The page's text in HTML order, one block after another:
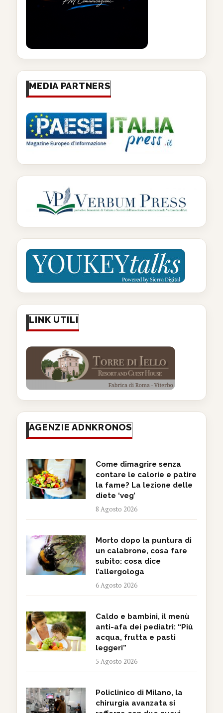
MEDIA PARTNERS
LINK UTILI
AGENZIE ADNKRONOS
Come dimagrire senza
contare le calorie e patire
la fame? La lezione delle
diete ‘veg’
8 Agosto 2026
Morto dopo la puntura di
un calabrone, cosa fare
subito: cosa dice
l’allergologa
6 Agosto 2026
Caldo e bambini, il menù
anti-afa dei pediatri: “Più
acqua, frutta e pasti
leggeri”
5 Agosto 2026
Policlinico di Milano, la
chirurgia avanzata si